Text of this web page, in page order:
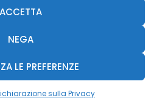
ACCETTA
NEGA
LE PREFERENZE
sulla Privacy
845 - Cap. Soc. € 468.000 -
|Consulente Web Marketing